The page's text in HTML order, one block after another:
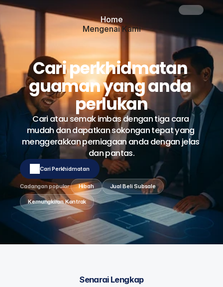
Home
Mengenai Kami
Hubungi Kami
Button
Cari perkhidmatan
guaman yang anda
perlukan
Cari atau semak imbas dengan tiga cara
mudah dan dapatkan sokongan tepat yang
menggerakkan perniagaan anda dengan jelas
dan pantas.
Cari Perkhidmatan
Cadangan popular: Hibah Jual Beli Subsale
Kemungkiran Kontrak
Senarai Lengkap